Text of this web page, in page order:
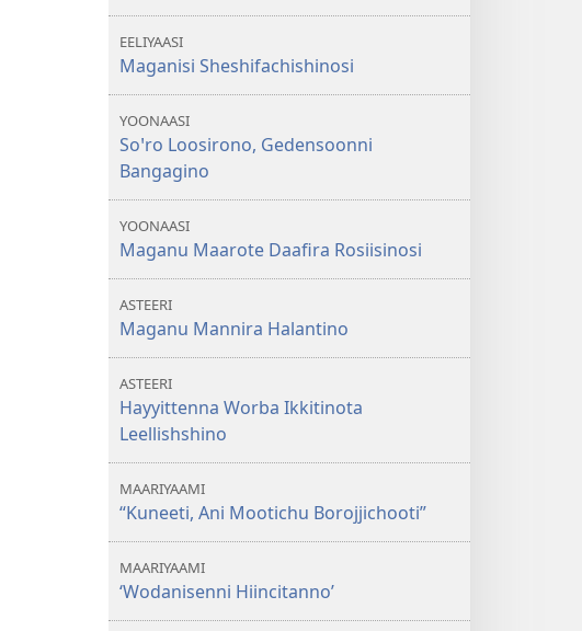
EELIYAASI
Maganisi Sheshifachishinosi
YOONAASI
Soꞌro Loosirono, Gedensoonni
Bangagino
YOONAASI
Maganu Maarote Daafira Rosiisinosi
ASTEERI
Maganu Mannira Halantino
ASTEERI
Hayyittenna Worba Ikkitinota
Leellishshino
MAARIYAAMI
“Kuneeti, Ani Mootichu Borojjichooti”
MAARIYAAMI
‘Wodanisenni Hiincitanno’